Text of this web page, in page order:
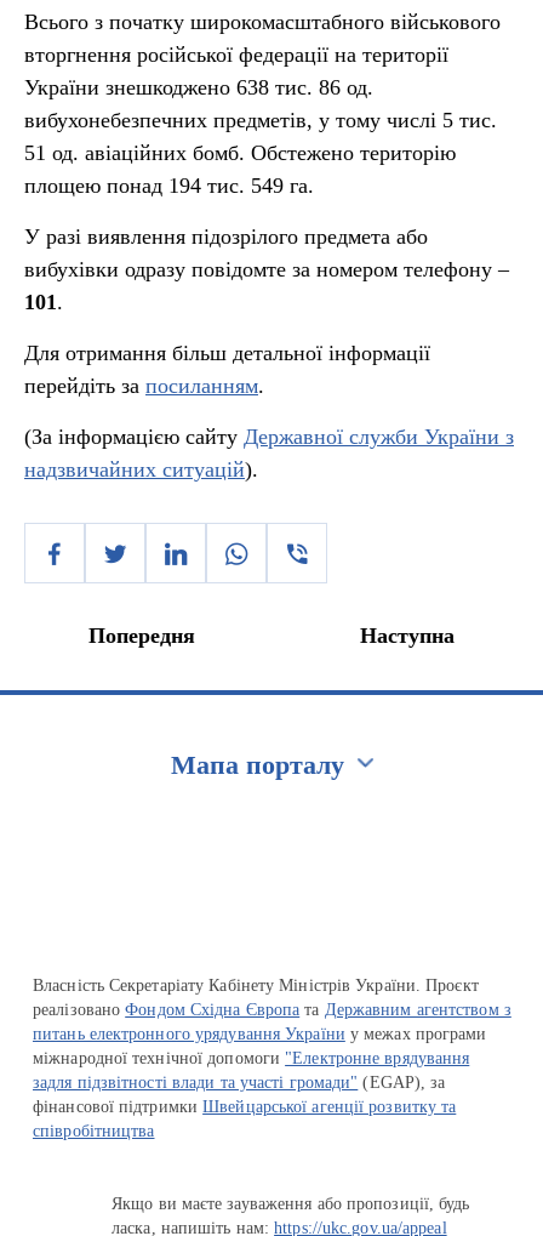
Всього з початку широкомасштабного військового
вторгнення російської федерації на території
України знешкоджено 638 тис. 86 од.
вибухонебезпечних предметів, у тому числі 5 тис.
51 од. авіаційних бомб. Обстежено територію
площею понад 194 тис. 549 га.
У разі виявлення підозрілого предмета або
вибухівки одразу повідомте за номером телефону –
101.
Для отримання більш детальної інформації
перейдіть за посиланням.
(За інформацією сайту Державної служби України з
надзвичайних ситуацій).
Попередня Наступна
Мапа порталу
Власність Секретаріату Кабінету Міністрів України. Проєкт
реалізованоФондом Східна Європа та Державним агентством з
питань електронного урядування України у межах програми
міжнародної технічної допомоги "Електронне врядування
задля підзвітності влади та участі громади" (EGAP), за
фінансової підтримкиШвейцарської агенції розвитку та
співробітництва
Якщо ви маєте зауваження або пропозиції, будь
ласка, напишіть нам:https://ukc.gov.ua/appeal